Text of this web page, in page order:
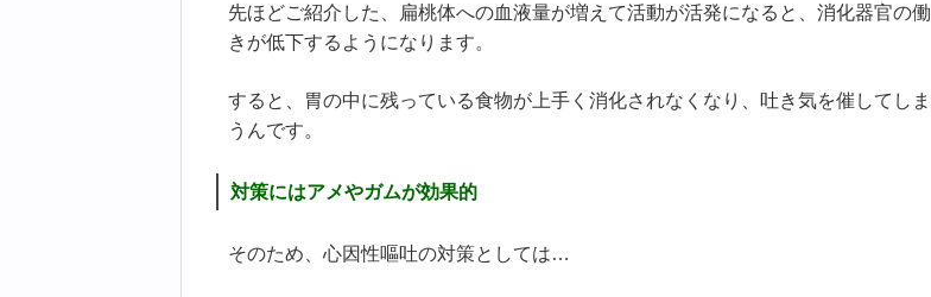
先ほどご紹介した、扁桃体への血液量が増えて活動が活発になると、消化器官の働
きが低下するようになります。
すると、胃の中に残っている食物が上手く消化されなくなり、吐き気を催してしま
うんです。
対策にはアメやガムが効果的
そのため、心因性嘔吐の対策としては…